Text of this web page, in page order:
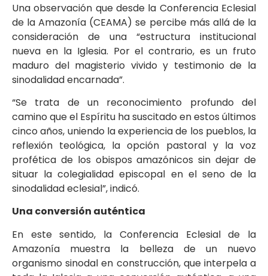
Una observación que desde la Conferencia Eclesial
de la Amazonía (CEAMA) se percibe más allá de la
consideración de una “estructura institucional
nueva en la Iglesia. Por el contrario, es un fruto
maduro del magisterio vivido y testimonio de la
sinodalidad encarnada”.
“Se trata de un reconocimiento profundo del
camino que el Espíritu ha suscitado en estos últimos
cinco años, uniendo la experiencia de los pueblos, la
reflexión teológica, la opción pastoral y la voz
profética de los obispos amazónicos sin dejar de
situar la colegialidad episcopal en el seno de la
sinodalidad eclesial”, indicó.
Una conversión auténtica
En este sentido, la Conferencia Eclesial de la
Amazonía muestra la belleza de un nuevo
organismo sinodal en construcción, que interpela a